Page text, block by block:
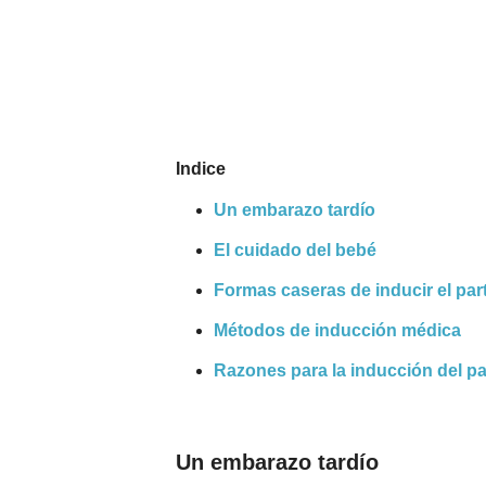
Indice
Un embarazo tardío
El cuidado del bebé
Formas caseras de inducir el
Métodos de inducción médica
Razones para la inducción del
Un embarazo tardío